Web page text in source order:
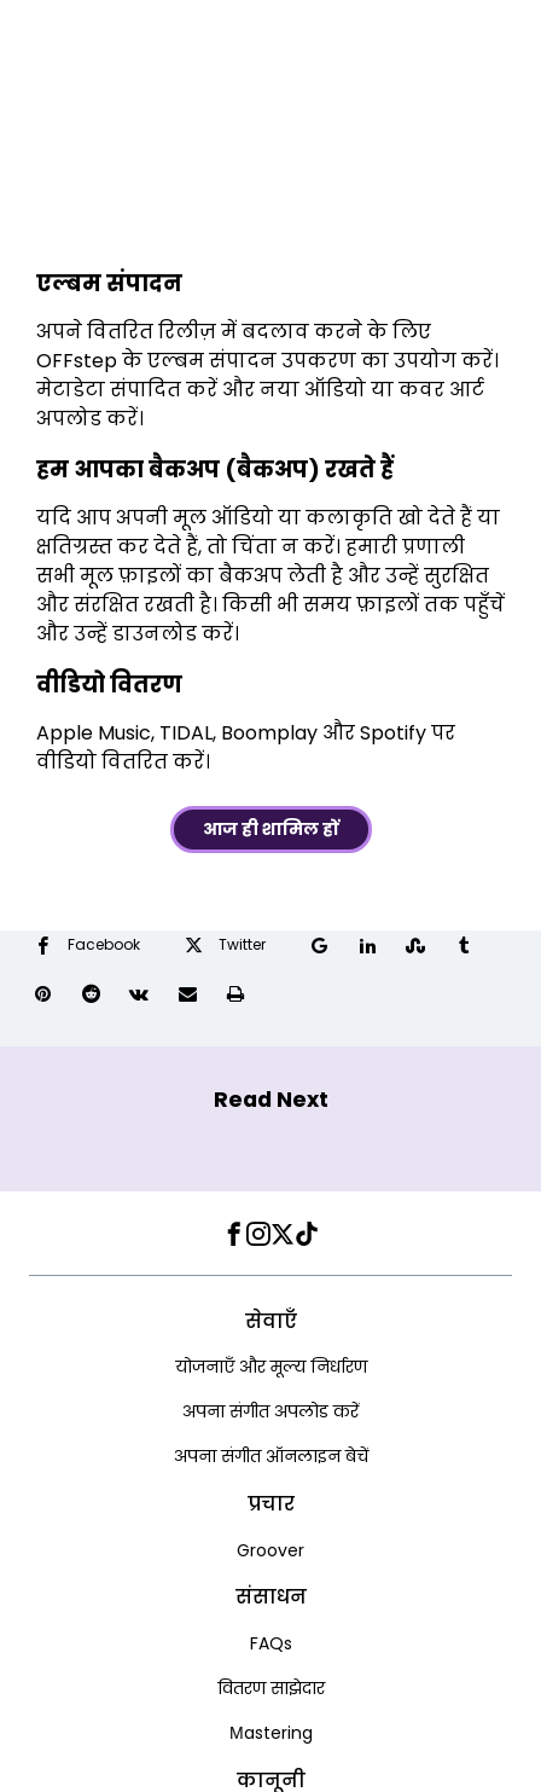
एल्बम संपादन
अपने वितरित रिलीज़ में बदलाव करने के लिए
OFFstep के एल्बम संपादन उपकरण का उपयोग करें।
मेटाडेटा संपादित करें और नया ऑडियो या कवर आर्ट
अपलोड करें।
हम आपका बैकअप (बैकअप) रखते हैं
यदि आप अपनी मूल ऑडियो या कलाकृति खो देते हैं या
क्षतिग्रस्त कर देते हैं, तो चिंता न करें। हमारी प्रणाली
सभी मूल फ़ाइलों का बैकअप लेती है और उन्हें सुरक्षित
और संरक्षित रखती है। किसी भी समय फ़ाइलों तक पहुँचें
और उन्हें डाउनलोड करें।
वीडियो वितरण
Apple Music, TIDAL, Boomplay और Spotify पर
वीडियो वितरित करें।
आज ही शामिल हों
Facebook Twitter Google+LinkedInStumbleUpon
Tumblr
PinterestRedditVKontakteShare छापें
Read Next
Facebook
Instagram
Twitter
TikTok
सेवाएँ
योजनाएँ और मूल्य निर्धारण
अपना संगीत अपलोड करें
अपना संगीत ऑनलाइन बेचें
प्रचार
Groover
संसाधन
FAQs
वितरण साझेदार
Мastering
कानूनी